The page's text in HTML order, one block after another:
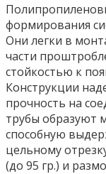
формирования
Они легки в
части
стойкостью к
Конструкции
прочность на
трубы образуют
способную
цельному
(до 95 гр.) и